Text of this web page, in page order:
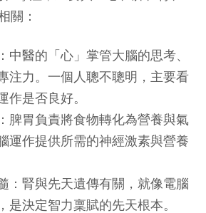
關：
中醫的「心」掌管大腦的思考、
注力。一個人聰不聰明，主要看
作是否良好。
脾胃負責將食物轉化為營養與氣
運作提供所需的神經激素與營養
：腎與先天遺傳有關，就像電腦
是決定智力稟賦的先天根本。